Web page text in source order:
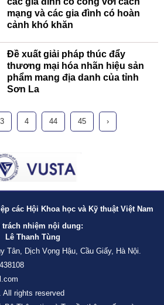
mạng và các gia đình có hoàn
cảnh khó khăn
Đề xuất giải pháp thúc đẩy
thương mại hóa nhãn hiệu sản
phẩm mang địa danh của tỉnh
Sơn La
3 4 44 45 ›
các Hội Khoa học và Kỹ thuật Việt Nam
trách nhiệm nội dung:
Lê Thanh Tùng
Tân, Dịch Vọng Hậu, Cầu Giấy, Hà Nội.
rights reserved